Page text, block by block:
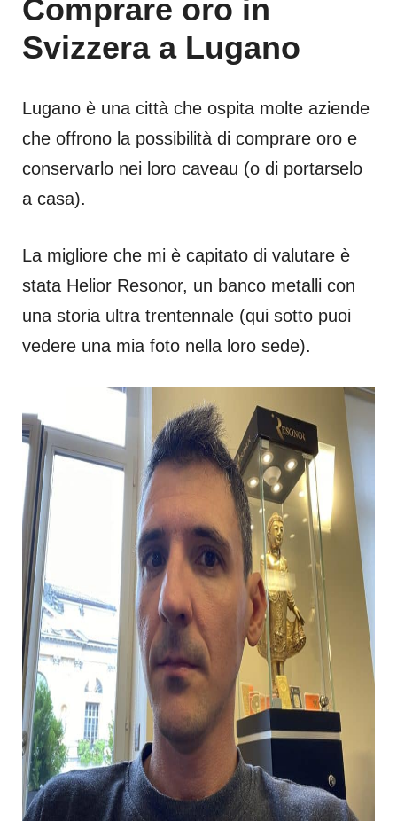
Comprare oro in
Svizzera a Lugano
Lugano è una città che ospita molte aziende
che offrono la possibilità di comprare oro e
conservarlo nei loro caveau (o di portarselo
a casa).
La migliore che mi è capitato di valutare è
stata Helior Resonor, un banco metalli con
una storia ultra trentennale (qui sotto puoi
vedere una mia foto nella loro sede).